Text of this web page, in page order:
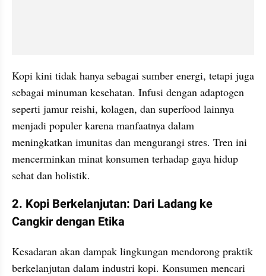
Kopi kini tidak hanya sebagai sumber energi, tetapi juga
sebagai minuman kesehatan. Infusi dengan adaptogen
seperti jamur reishi, kolagen, dan superfood lainnya
menjadi populer karena manfaatnya dalam
meningkatkan imunitas dan mengurangi stres. Tren ini
mencerminkan minat konsumen terhadap gaya hidup
sehat dan holistik.
2. Kopi Berkelanjutan: Dari Ladang ke
Cangkir dengan Etika
Kesadaran akan dampak lingkungan mendorong praktik
berkelanjutan dalam industri kopi. Konsumen mencari